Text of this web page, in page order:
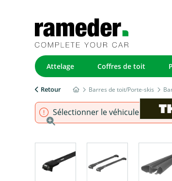
Attelage Coffres de toit
Retour Barres de toit/Porte-skis
Sélectionner le véhicule pour